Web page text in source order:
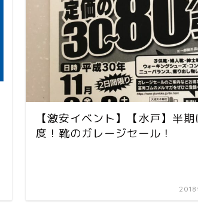
【激安イベント】【水戸】半期
度！靴のガレージセール！
2018